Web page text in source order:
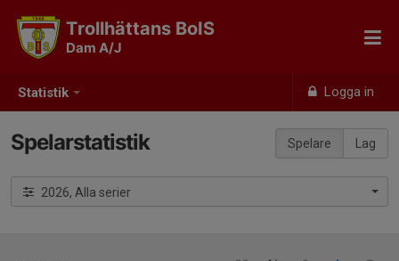
Statistik Logga in
Trollhättans BoIS
Dam A/J
Spelare Lag
Spelarstatistik
2026, Alla serier